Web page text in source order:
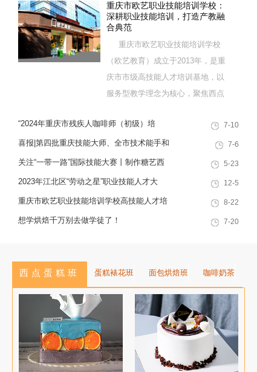
重庆市欧艺职业技能培训学校：
深耕职业技能培训，打造产教融
合典范
重庆市欧艺职业技能培训学校
（欧艺教育）成立于2013年，是重
庆市市级高技能人才培训基地，以
服务型教学理念为核心，聚焦西点
十余载，致力于培养兼具社会责任
感与创新思维的复合型行业高技能
人才，是集技能培训、证书认定、
“2024年重庆市残疾人咖啡师（初级）培
训”职业技能提升计划活动
7-10
喜报|第四批重庆技能大师、全市技术能手和
巴渝青年技能之星名单出炉，重庆欧艺职业
技能培训学校技能人才榜上有名！
7-6
关注“一带一路”国际技能大赛丨制作糖艺西
点，看手艺更考验审美
5-23
2023年江北区“劳动之星”职业技能人才大
赛，我校选手荣获互联网营销师第一名
12-5
重庆市欧艺职业技能培训学校高技能人才培
训基地建设专家指导会会议简报
8-22
想学烘焙千万别去做学徒了！ 7-20
西点蛋糕班 蛋糕裱花班 面包烘焙班 咖啡奶茶